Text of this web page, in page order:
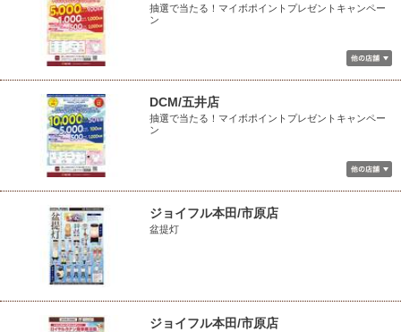
抽選で当たる！マイボポイントプレゼントキャンペー
ン
DCM/五井店
抽選で当たる！マイボポイントプレゼントキャンペー
ン
ジョイフル本田/市原店
盆提灯
ジョイフル本田/市原店